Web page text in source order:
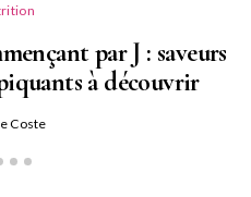
par J : saveurs
à découvrir
Coste